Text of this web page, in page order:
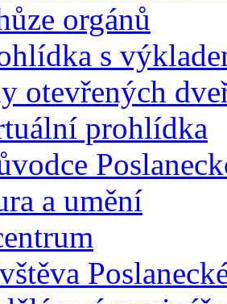
orgánů
s
otevřených
prohlídka
a umění